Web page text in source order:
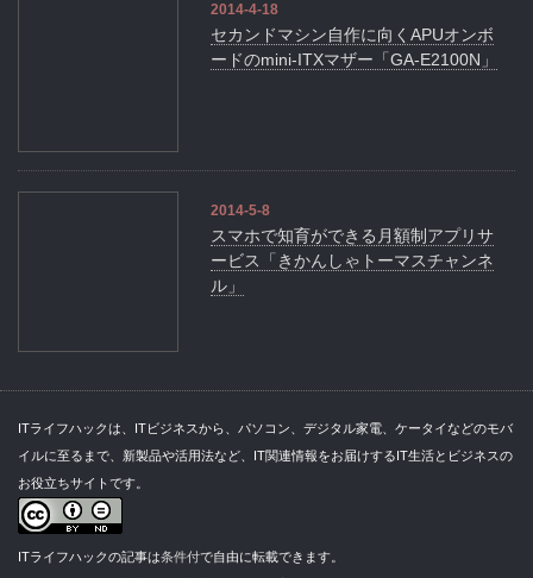
2014-4-18
セカンドマシン自作に向くAPUオンボ
ードのmini-ITXマザー「GA-E2100N」
2014-5-8
スマホで知育ができる月額制アプリサ
ービス「きかんしゃトーマスチャンネ
ル」
ITライフハックは、ITビジネスから、パソコン、デジタル家電、ケータイなどのモバ
イルに至るまで、新製品や活用法など、IT関連情報をお届けするIT生活とビジネスの
お役立ちサイトです。
ITライフハックの記事は条件付で自由に転載できます。